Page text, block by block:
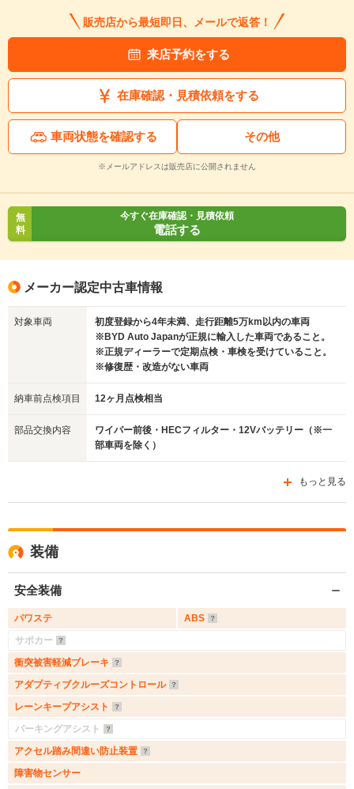
販売店から最短即日、メールで返答！
来店予約をする
在庫確認・見積依頼をする
車両状態を確認する その他
※メールアドレスは販売店に公開されません
無
料
今すぐ在庫確認・見積依頼
電話する
メーカー認定中古車情報
対象車両
初度登録から4年未満、走行距離5万km以内の車両
※BYD Auto Japanが正規に輸入した車両であること。
※正規ディーラーで定期点検・車検を受けていること。
※修復歴・改造がない車両
納車前点検項目 12ヶ月点検相当
部品交換内容
ワイパー前後・HECフィルター・12Vバッテリー（※一
部車両を除く）
もっと見る
装備
安全装備
パワステ
ABS
サポカー
衝突被害軽減ブレーキ
アダプティブクルーズコントロール
レーンキープアシスト
パーキングアシスト
アクセル踏み間違い防止装置
障害物センサー